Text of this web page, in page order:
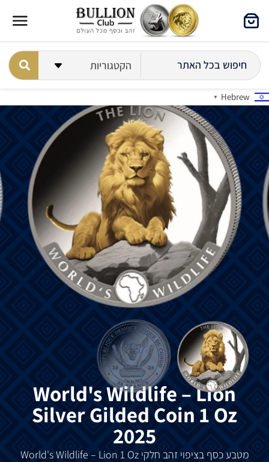
Hebrew
▼
World's Wildlife – Lion
Silver Gilded Coin 1 Oz
2025
מטבע כסף בציפוי זהב חלקי World's Wildlife – Lion 1 Oz